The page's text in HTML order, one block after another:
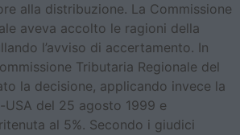
alla distribuzione. La Commissione
aveva accolto le ragioni della
l’avviso di accertamento. In
Tributaria Regionale del
la decisione, applicando invece la
USA del 25 agosto 1999 e
al 5%. Secondo i giudici